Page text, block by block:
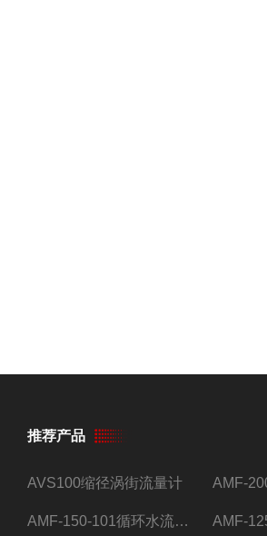
推荐产品
AVS100缩径涡街流量计
AMF-150-101循环水流量计,电磁流量计 AMF-